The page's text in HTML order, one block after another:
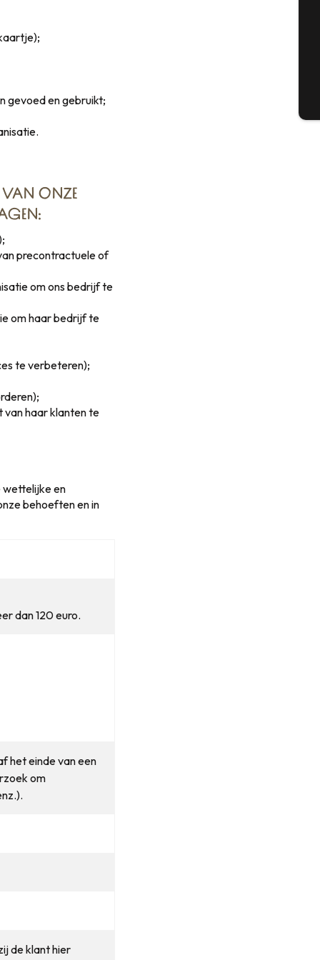
gevoed en gebruikt;
VAN ONZE
precontractuele of
om ons bedrijf te
om haar bedrijf te
te verbeteren);
van haar klanten te
wettelijke en
behoeften en in
dan 120 euro.
het einde van een
om
de klant hier